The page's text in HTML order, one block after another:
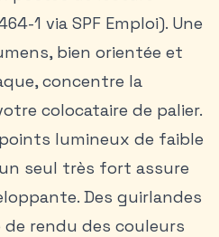
1 via SPF Emploi). Une
bien orientée et
concentre la
colocataire de palier.
lumineux de faible
seul très fort assure
Des guirlandes
de rendu des couleurs